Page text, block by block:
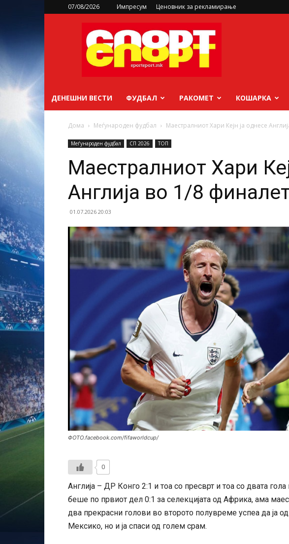
07/08/2026 Импресум Ценовник за рекламирање
sportsport.mk
ДЕНЕШНИ ВЕСТИ ФУДБАЛ РАКОМЕТ КОШАРКА
Дома Меѓународен фудбал Маестралниот Хари Кејн ја однесе
Меѓународен фудбал СП 2026 ТОП
Маестралниот Хари
Англија во 1/8
01.07.2026 20:03
ФОТО.facebook.com/fifaworldcup/
0
Англија – ДР Конго 2:1 и тоа со пресврт и тоа со двата
беше по првиот дел 0:1 за селекцијата од Африка, ама
два прекрасни голови во второто полувреме успеа да ја
Мексико, но и ја спаси од голем срам.